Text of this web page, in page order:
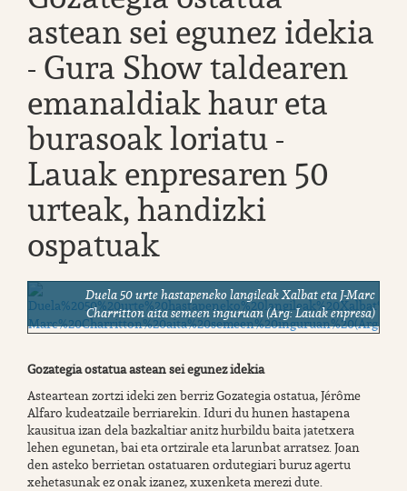
astean sei egunez idekia
- Gura Show taldearen
emanaldiak haur eta
burasoak loriatu -
Lauak enpresaren 50
urteak, handizki
ospatuak
Duela 50 urte hastapeneko langileak Xalbat eta J-Marc
Charritton aita semeen inguruan (Arg: Lauak enpresa)
Gozategia ostatua astean sei egunez idekia
Asteartean zortzi ideki zen berriz Gozategia ostatua, Jérôme
Alfaro kudeatzaile berriarekin. Iduri du hunen hastapena
kausitua izan dela bazkaltiar anitz hurbildu baita jatetxera
lehen egunetan, bai eta ortzirale eta larunbat arratsez. Joan
den asteko berrietan ostatuaren ordutegiari buruz agertu
xehetasunak ez onak izanez, xuxenketa merezi dute.